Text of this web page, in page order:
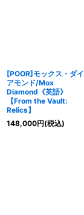
[POOR]モックス・ダイ
アモンド/Mox
Diamond《英語》
【From the Vault:
Relics】
148,000円(税込)